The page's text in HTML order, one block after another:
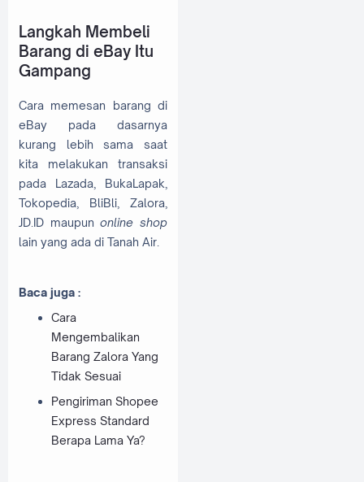
Langkah Membeli
Barang di eBay Itu
Gampang
Cara memesan barang di
eBay pada dasarnya
kurang lebih sama saat
kita melakukan transaksi
pada Lazada, BukaLapak,
Tokopedia, BliBli, Zalora,
JD.ID maupunonline shop
lain yang ada di Tanah Air.
Baca juga :
Cara
Mengembalikan
Barang Zalora Yang
Tidak Sesuai
Pengiriman Shopee
Express Standard
Berapa Lama Ya?